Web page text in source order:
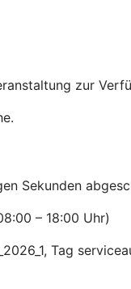
zur
Sekunden
– 18:00 Uhr)
Tag